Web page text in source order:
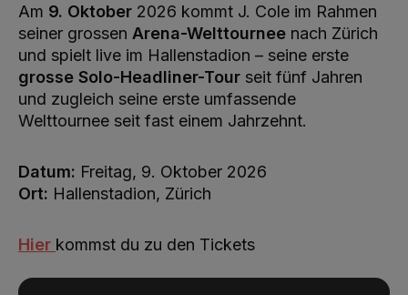
Am 9. Oktober 2026 kommt J. Cole im Rahmen
seiner grossen Arena-Welttournee nach Zürich
und spielt live im Hallenstadion – seine erste
grosse Solo-Headliner-Tour seit fünf Jahren
und zugleich seine erste umfassende
Welttournee seit fast einem Jahrzehnt.
Datum: Freitag, 9. Oktober 2026
Ort: Hallenstadion, Zürich
Hier kommst du zu den Tickets